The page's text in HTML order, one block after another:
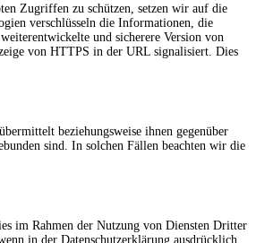
Zugriffen zu schützen, setzen wir auf die
verschlüsseln die Informationen, die
und sicherere Version von
von HTTPS in der URL signalisiert. Dies
beziehungsweise ihnen gegenüber
sind. In solchen Fällen beachten wir die
im Rahmen der Nutzung von Diensten Dritter
in der Datenschutzerklärung ausdrücklich